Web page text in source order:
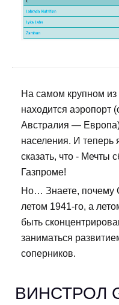
На самом крупном
находится аэропорт
Австралия —
населения. И теперь
сказать, что - Мечты
Газпроме!
Но… Знаете, почему
летом 1941-го, а
быть
заниматься
соперников.
ВИНСТРОЛ